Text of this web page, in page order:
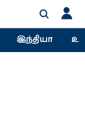
இந்தியா